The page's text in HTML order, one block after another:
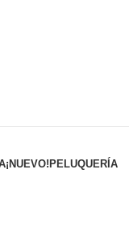
¡NUEVO! PELUQUERÍA